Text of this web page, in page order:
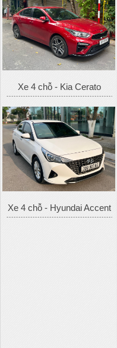
Xe 4 chỗ - Kia Cerato
Xe 4 chỗ - Hyundai Accent